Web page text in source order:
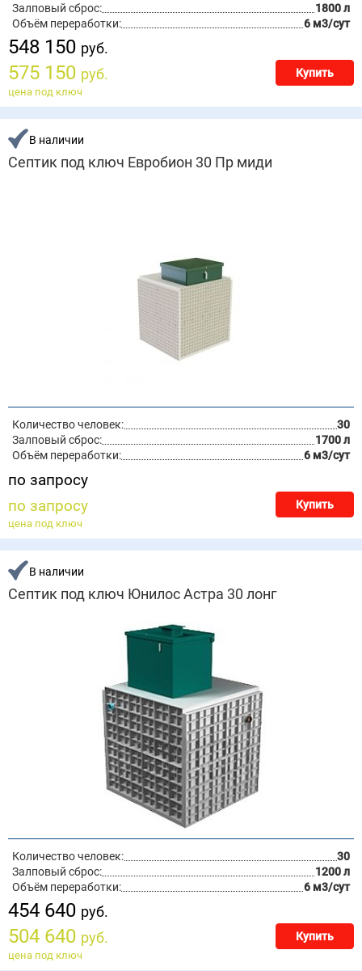
Залповый сброс:
1800 л
Объём переработки:
6 м3/сут
548 150 руб.
575 150 руб. Купить
цена под ключ
В наличии
Септик под ключ Евробион 30 Пр миди
Количество человек:
30
Залповый сброс:
1700 л
Объём переработки:
6 м3/сут
по запросу
по запросу
Купить
цена под ключ
В наличии
Септик под ключ Юнилос Астра 30 лонг
Количество человек:
30
Залповый сброс:
1200 л
Объём переработки:
6 м3/сут
454 640 руб.
504 640 руб. Купить
цена под ключ